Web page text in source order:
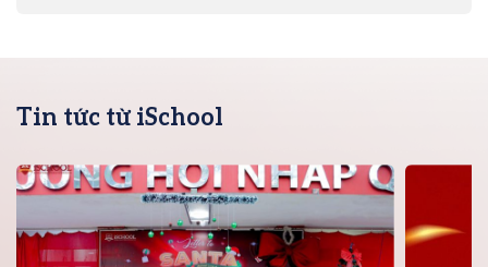
Tin tức từ iSchool